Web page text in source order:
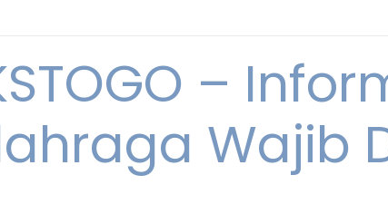
–
Wajib